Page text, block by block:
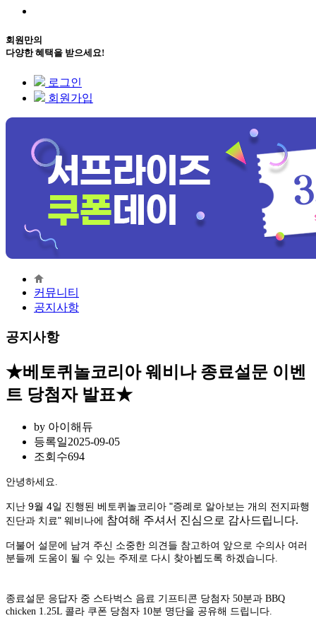
회원만의
다양한 혜택을 받으세요!
로그인
회원가입
커뮤니티
공지사항
공지사항
★베토퀴놀코리아 웨비나 종료설문 이벤
트 당첨자 발표★
by 아이해듀
등록일2025-09-05
조회수694
안녕하세요.
지난 9월 4일 진행된 베토퀴놀코리아 "증례로 알아보는 개의 전지파행
진단과 치료" 웨비나에 참여해 주셔서 진심으로 감사드립니다.
더불어 설문에 남겨 주신 소중한 의견들 참고하여 앞으로 수의사 여러
분들께 도움이 될 수 있는 주제로 다시 찾아뵙도록 하겠습니다.
종료설문 응답자 중 스타벅스 음료 기프티콘 당첨자 50분과 BBQ
chicken 1.25L 콜라 쿠폰 당첨자 10분 명단을 공유해 드립니다.